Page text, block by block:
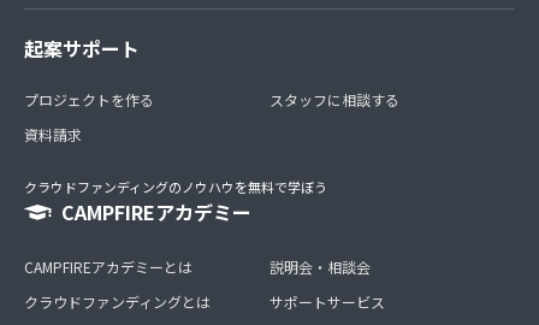
起案サポート
プロジェクトを作る
資料請求
スタッフに相談する
クラウドファンディングのノウハウを無料で学ぼう
CAMPFIREアカデミー
CAMPFIREアカデミーとは
クラウドファンディングとは
説明会・相談会
サポートサービス